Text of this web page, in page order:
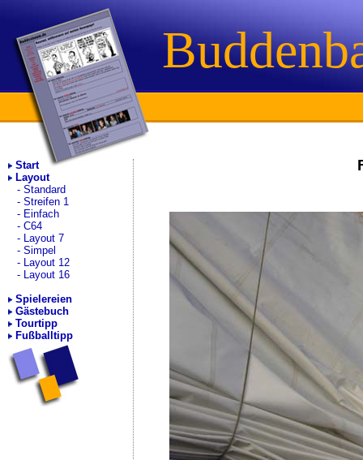
Start
Layout
Standard
Streifen 1
Einfach
C64
Layout 7
Simpel
Layout 12
Layout 16
Spielereien
Gästebuch
Tourtipp
Fußballtipp